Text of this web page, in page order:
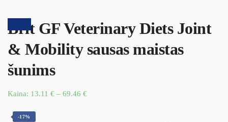
Brit GF Veterinary Diets Joint
& Mobility sausas maistas
šunims
Kaina: 13.11 € – 69.46 €
-17%